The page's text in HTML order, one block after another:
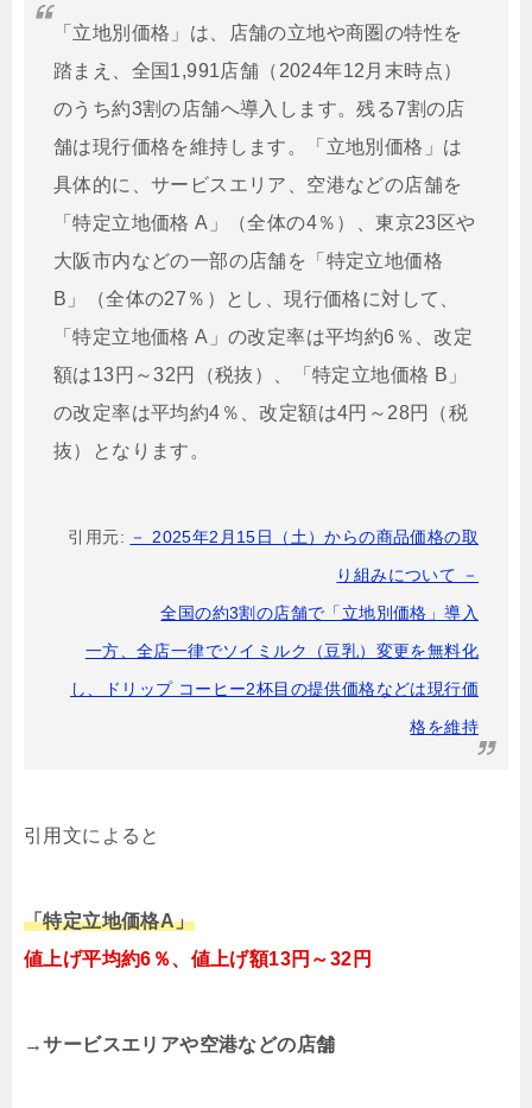
「立地別価格」は、店舗の立地や商圏の特性を
踏まえ、全国1,991店舗（2024年12月末時点）
のうち約3割の店舗へ導入します。残る7割の店
舗は現行価格を維持します。「立地別価格」は
具体的に、サービスエリア、空港などの店舗を
「特定立地価格 A」（全体の4％）、東京23区や
大阪市内などの一部の店舗を「特定立地価格
B」（全体の27％）とし、現行価格に対して、
「特定立地価格 A」の改定率は平均約6％、改定
額は13円～32円（税抜）、「特定立地価格 B」
の改定率は平均約4％、改定額は4円～28円（税
抜）となります。
引用元: － 2025年2月15日（土）からの商品価格の取
り組みについて －
全国の約3割の店舗で「立地別価格」導入
一方、全店一律でソイミルク（豆乳）変更を無料化
し、ドリップ コーヒー2杯目の提供価格などは現行価
格を維持
引用文によると
「特定立地価格A」
値上げ平均約6％、値上げ額13円～32円
→サービスエリアや空港などの店舗